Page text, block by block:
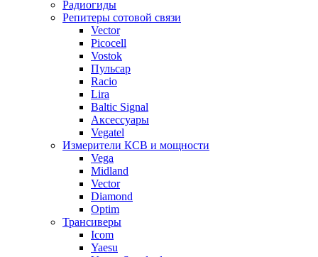
Радиогиды
Репитеры сотовой связи
Vector
Picocell
Vostok
Пульсар
Racio
Lira
Baltic Signal
Аксессуары
Vegatel
Измерители КСВ и мощности
Vega
Midland
Vector
Diamond
Optim
Трансиверы
Icom
Yaesu